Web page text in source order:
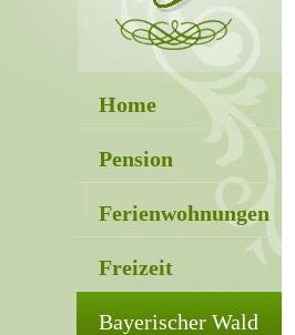
Home
Pension
Ferienwohnungen
Freizeit
Bayerischer Wald